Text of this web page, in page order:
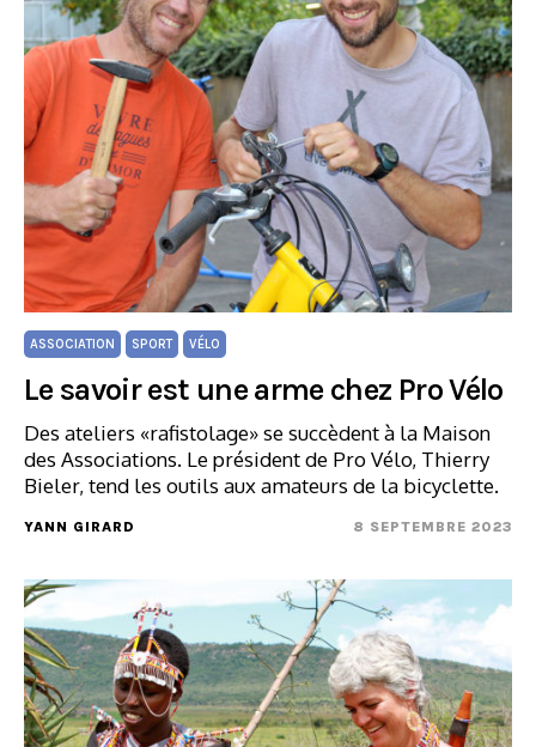
ASSOCIATION SPORT VÉLO
Le savoir est une arme chez Pro Vélo
Des ateliers «rafistolage» se succèdent à la Maison
des Associations. Le président de Pro Vélo, Thierry
Bieler, tend les outils aux amateurs de la bicyclette.
YANN GIRARD 8 SEPTEMBRE 2023